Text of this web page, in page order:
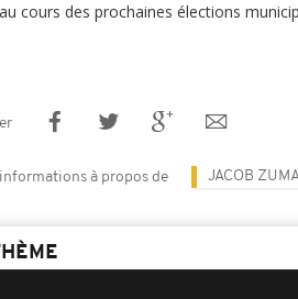
cours des prochaines élections
à propos de JACOB